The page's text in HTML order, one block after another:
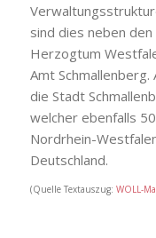
sind dies neben
Herzogtum
Amt
die Stadt
welcher ebenfalls
Nordrhein-
Deutschland.
(Quelle Textauszug: WOLL-